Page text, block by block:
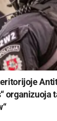
organizuoja